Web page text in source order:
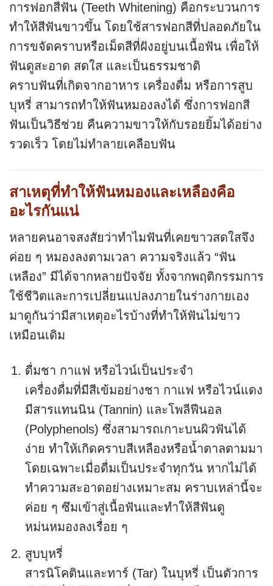
การฟอกสีฟัน (Teeth Whitening) คือกระบวนการ
ทำให้สีฟันขาวขึ้น โดยใช้สารฟอกสีที่ปลอดภัยใน
การขจัดคราบหรือเม็ดสีที่ฝังอยู่บนเนื้อฟัน เพื่อให้
ฟันดูสะอาด สดใส และเป็นธรรมชาติ
คราบฟันที่เกิดจากอาหาร เครื่องดื่ม หรือการสูบ
บุหรี่ สามารถทำให้ฟันหมองลงได้ ซึ่งการฟอกสี
ฟันเป็นวิธีช่วย คืนความขาวให้กับรอยยิ้มได้อย่าง
รวดเร็ว โดยไม่ทำลายเคลือบฟัน
สาเหตุที่ทำให้ฟันหมองและเหลืองคือ
อะไรกันแน่
หลายคนอาจสงสัยว่าทำไมฟันที่เคยขาวสดใสจึง
ค่อย ๆ หมองลงตามเวลา ความจริงแล้ว “ฟัน
เหลือง” มีได้จากหลายปัจจัย ทั้งจากพฤติกรรมการ
ใช้ชีวิตและการเปลี่ยนแปลงภายในร่างกายเอง
มาดูกันว่ามีสาเหตุอะไรบ้างที่ทำให้ฟันไม่ขาว
เหมือนเดิม
ดื่มชา กาแฟ หรือไวน์เป็นประจำ
เครื่องดื่มที่มีสีเข้มอย่างชา กาแฟ หรือไวน์แดง
มีสารแทนนิน (Tannin) และโพลีฟีนอล
(Polyphenols) ซึ่งสามารถเกาะบนผิวฟันได้
ง่าย ทำให้เกิดคราบสีเหลืองหรือน้ำตาลตามมา
โดยเฉพาะเมื่อดื่มเป็นประจำทุกวัน หากไม่ได้
ทำความสะอาดอย่างเหมาะสม คราบเหล่านี้จะ
ค่อย ๆ ซึมเข้าสู่เนื้อฟันและทำให้สีฟันดู
หม่นหมองลงเรื่อย ๆ
สูบบุหรี่
สารนิโคตินและทาร์ (Tar) ในบุหรี่ เป็นตัวการ